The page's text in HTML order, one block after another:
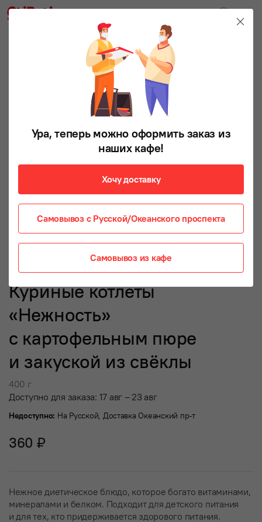
Куриные котлеты
«Нежность»
с картофельным пюре
и закуской из свёклы
400 г
Доступно для заказа: 17 авг – 23 авг
Недоступно: На Русской, Доставка Океанский пр-т
360 ₽
Нежное диетическое блюдо, которое богато витаминами,
минералами и белком. Подходит для детского питания
и для тех, кто придерживается здорового питания.
Ура, теперь можно оформить заказ из
наших кафе!
Хочу доставку
Самовывоз с Русской/Океанского проспекта
Самовывоз из кафе